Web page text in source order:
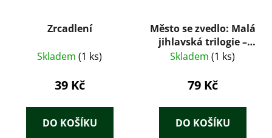
Zrcadlení
Skladem (1 ks)
39 Kč
DO KOŠÍKU
Město se zvedlo: Malá
jihlavská trilogie –
Jan Machoň (1955)
Skladem (1 ks)
79 Kč
DO KOŠÍKU